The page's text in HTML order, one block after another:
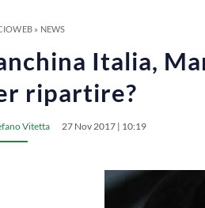
» NEWS
Italia,
ripartire?
Vitetta 27 Nov 2017 | 10:19